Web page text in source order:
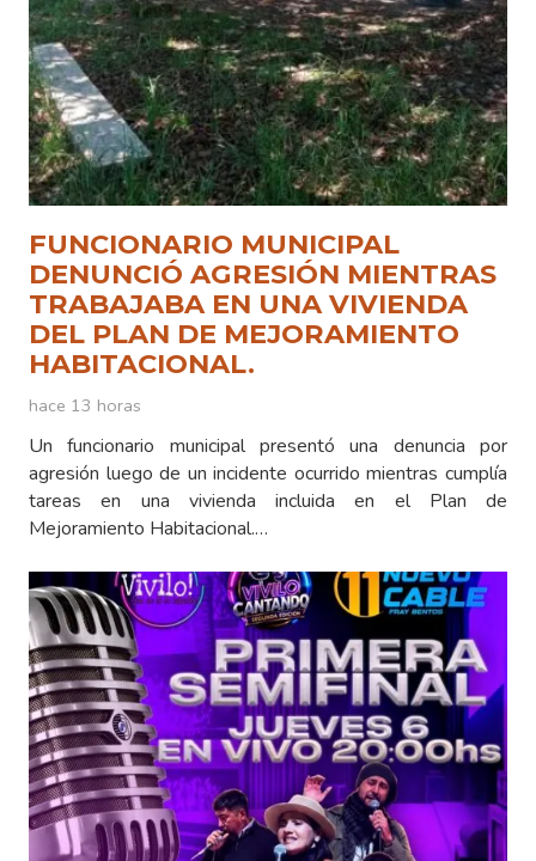
FUNCIONARIO MUNICIPAL
DENUNCIÓ AGRESIÓN MIENTRAS
TRABAJABA EN UNA VIVIENDA
DEL PLAN DE MEJORAMIENTO
HABITACIONAL.
hace 13 horas
Un funcionario municipal presentó una denuncia por
agresión luego de un incidente ocurrido mientras cumplía
tareas en una vivienda incluida en el Plan de
Mejoramiento Habitacional.…